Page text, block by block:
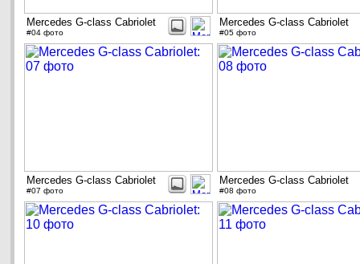
Mercedes G-class Cabriolet
#04 фото
Mercedes G-class Cabriolet
#05 фото
Mercedes G-class Cabriolet
#07 фото
Mercedes G-class Cabriolet
#08 фото